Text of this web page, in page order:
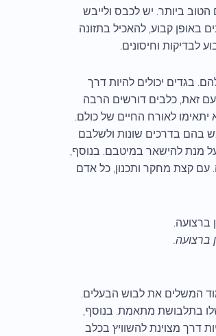
ביותר. יש לכבס ולייבש
באופן קבוע, להאכיל בתזונה
לבדיקות וחיסונים.
בגדים יכולים להיות דרך
זאת, כלבים דורשים הרבה
יתאימו לאורח החיים של כולם.
בהם בדרכים שונות ולשלבם
על מנת להישאר במיטבם. בנוסף,
קצת מחקר ותכנון, כל אדם
ברצועה.
המשלים את לבוש הבעלים.
בתלבושת מתאמת. בנוסף,
דרך מצוינת להשוויץ בכלב